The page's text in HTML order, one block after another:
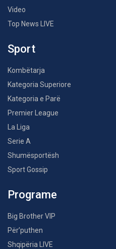
Video
Top News LIVE
Sport
Kombëtarja
Kategoria Superiore
Kategoria e Parë
Premier League
La Liga
Serie A
Shumësportësh
Sport Gossip
Programe
Big Brother VIP
Për’puthen
Shqipëria LIVE